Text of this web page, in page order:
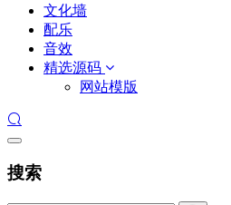
文化墙
配乐
音效
精选源码
网站模版
搜索